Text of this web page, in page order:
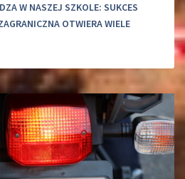
W NASZEJ SZKOLE: SUKCES
OTWIERA WIELE